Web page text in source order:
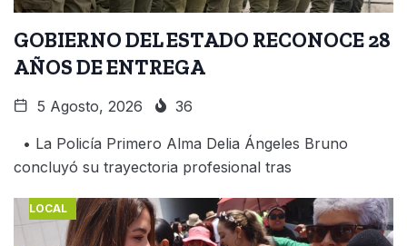
GOBIERNO DEL ESTADO RECONOCE 28
AÑOS DE ENTREGA
5 Agosto, 2026 36
• La Policía Primero Alma Delia Ángeles Bruno
concluyó su trayectoria profesional tras
LOCAL